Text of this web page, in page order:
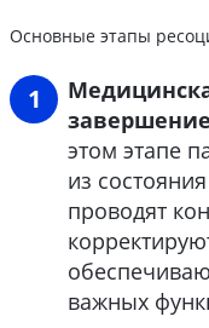
Основные этапы
этом этапе
из
проводят
важных